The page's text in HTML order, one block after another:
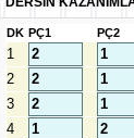
DK PÇ1 PÇ2
1
2
3
4